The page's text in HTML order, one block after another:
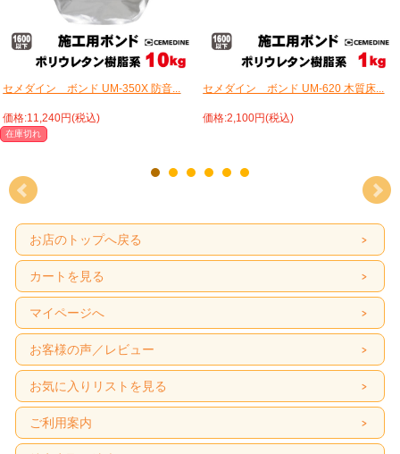
セメダイン ボンド UM-350X 防音...
価格:11,240円(税込)
在庫切れ
セメダイン ボンド UM-620 木質床...
価格:2,100円(税込)
お店のトップへ戻る
カートを見る
マイページへ
お客様の声／レビュー
お気に入りリストを見る
ご利用案内